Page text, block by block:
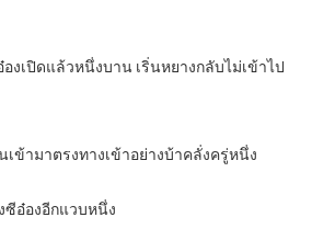
งเปิดแล้วหนึ่งบาน เริ่นหยางกลับไม่เข้าไป
เข้ามาตรงทางเข้าอย่างบ้าคลั่งครู่หนึ่ง
ซีอ๋องอีกแวบหนึ่ง